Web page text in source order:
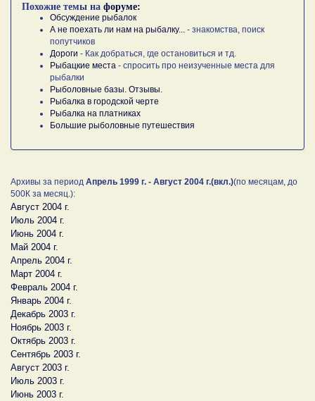
Похожие темы на форуме:
Обсуждение рыбалок
А не поехать ли нам на рыбалку...
- знакомства, поиск
попутчиков
Дороги - Как добраться, где остановиться и тд.
Рыбацкие места - спросить про неизученные места для
рыбалки
Рыболовные базы. Отзывы.
Рыбалка в городской черте
Рыбалка на платниках
Большие рыболовные путешествия
Архивы за период Апрель 1999 г. - Август 2004 г.(вкл.)(по месяцам, до
500К за месяц.):
Август 2004 г.
Июль 2004 г.
Июнь 2004 г.
Май 2004 г.
Апрель 2004 г.
Март 2004 г.
Февраль 2004 г.
Январь 2004 г.
Декабрь 2003 г.
Ноябрь 2003 г.
Октябрь 2003 г.
Сентябрь 2003 г.
Август 2003 г.
Июль 2003 г.
Июнь 2003 г.